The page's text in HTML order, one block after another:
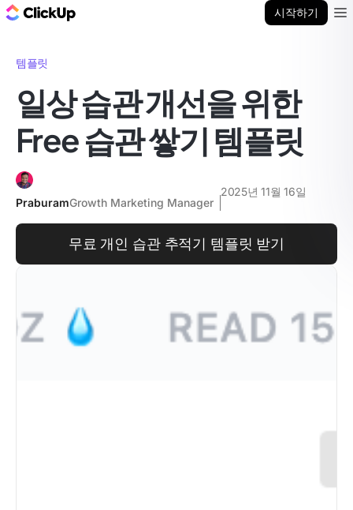
시작하기
템플릿
일상 습관 개선을 위한
Free 습관 쌓기 템플릿
PraburamGrowth Marketing Manager
2025년 11월 16일
무료 개인 습관 추적기 템플릿 받기